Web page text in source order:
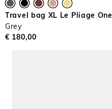
Travel bag XL Le Pliage One
Grey
€ 180,00